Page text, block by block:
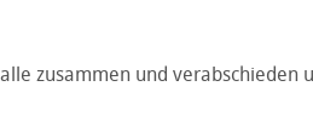
zusammen und verabschieden